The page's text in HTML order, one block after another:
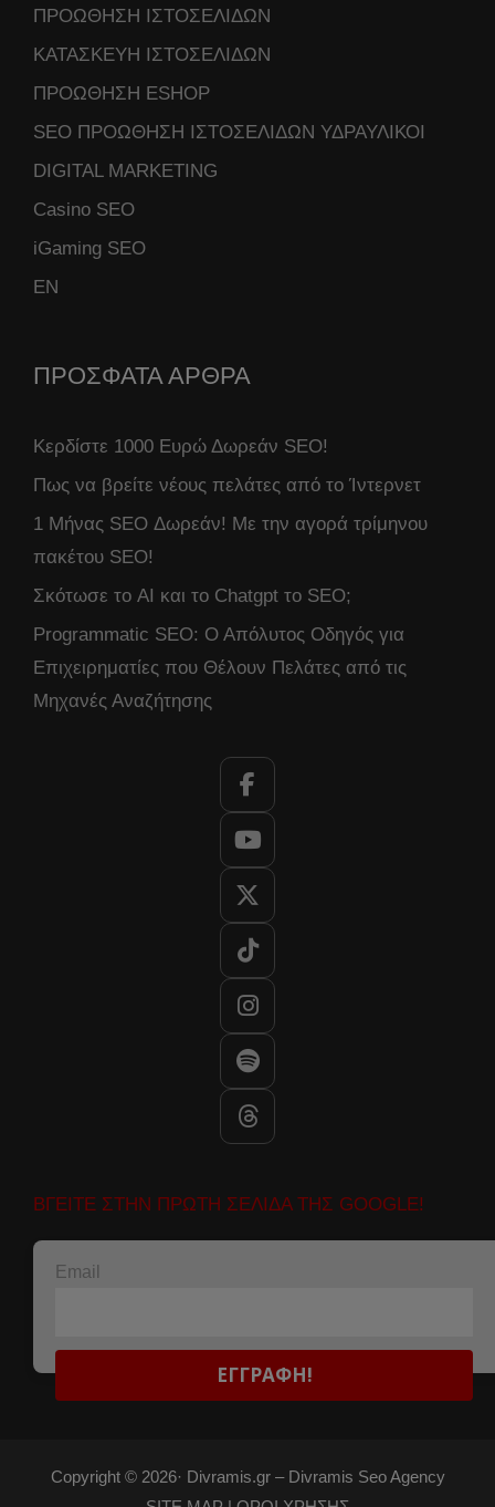
ΠΡΟΩΘΗΣΗ ΙΣΤΟΣΕΛΙΔΩΝ
ΚΑΤΑΣΚΕΥΗ ΙΣΤΟΣΕΛΙΔΩΝ
ΠΡΟΩΘΗΣΗ ESHOP
SEO ΠΡΟΩΘΗΣΗ ΙΣΤΟΣΕΛΙΔΩΝ ΥΔΡΑΥΛΙΚΟΙ
DIGITAL MARKETING
Casino SEO
iGaming SEO
ΕΝ
ΠΡΟΣΦΑΤΑ ΑΡΘΡΑ
Κερδίστε 1000 Ευρώ Δωρεάν SEO!
Πως να βρείτε νέους πελάτες από το Ίντερνετ
1 Μήνας SEO Δωρεάν! Με την αγορά τρίμηνου
πακέτου SEO!
Σκότωσε το AI και το Chatgpt το SEO;
Programmatic SEO: Ο Απόλυτος Οδηγός για
Επιχειρηματίες που Θέλουν Πελάτες από τις
Μηχανές Αναζήτησης
ΒΓΕΙΤΕ ΣΤΗΝ ΠΡΩΤΗ ΣΕΛΙΔΑ ΤΗΣ GOOGLE!
Email
Copyright © 2026· Divramis.gr –Divramis Seo Agency